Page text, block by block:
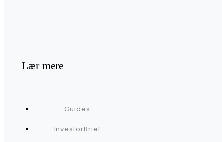
Lær mere
Guides
InvestorBrief